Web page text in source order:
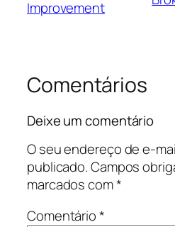
Improvement
Comentários
Deixe um comentário
O seu endereço de e-
publicado.Campos
marcados com*
Comentário*